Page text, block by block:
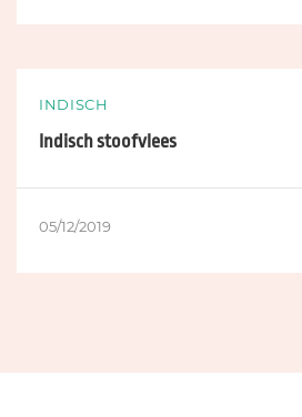
INDISCH
Indisch stoofvlees
05/12/2019